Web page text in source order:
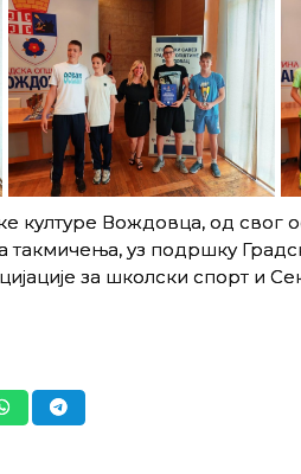
културе Вождовца, од свог
такмичења, уз подршку
за школски спорт и